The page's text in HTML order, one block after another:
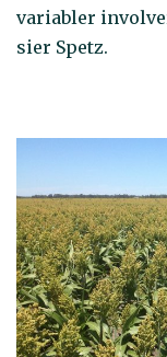
variabler
sier Spetz.